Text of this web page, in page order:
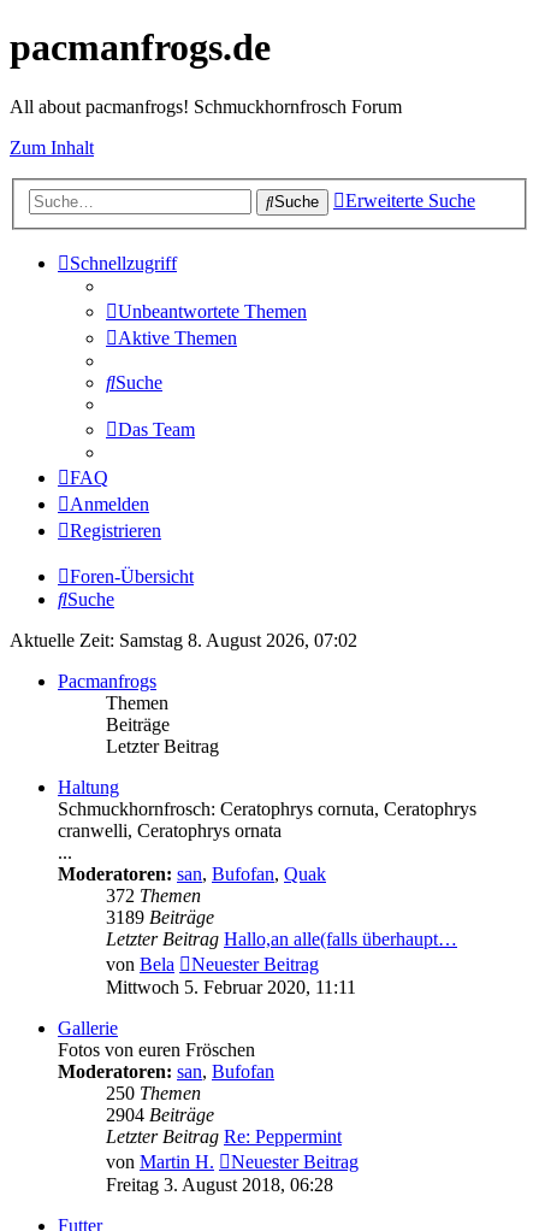
pacmanfrogs.de
All about pacmanfrogs! Schmuckhornfrosch Forum
Zum Inhalt
Suche Erweiterte Suche
Schnellzugriff
Unbeantwortete Themen
Aktive Themen
Suche
Das Team
FAQ
Anmelden
Registrieren
Foren-Übersicht
Suche
Aktuelle Zeit: Samstag 8. August 2026, 07:02
Pacmanfrogs
Themen
Beiträge
Letzter Beitrag
Haltung
Schmuckhornfrosch: Ceratophrys cornuta, Ceratophrys
cranwelli, Ceratophrys ornata
...
Moderatoren: san, Bufofan, Quak
372 Themen
3189 Beiträge
Letzter Beitrag Hallo,an alle(falls überhaupt…
von Bela
Neuester Beitrag
Mittwoch 5. Februar 2020, 11:11
Gallerie
Fotos von euren Fröschen
Moderatoren: san, Bufofan
250 Themen
2904 Beiträge
Letzter Beitrag Re: Peppermint
von Martin H.
Neuester Beitrag
Freitag 3. August 2018, 06:28
Futter